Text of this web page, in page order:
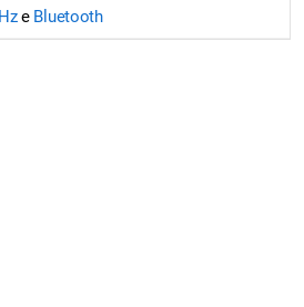
e Bluetooth